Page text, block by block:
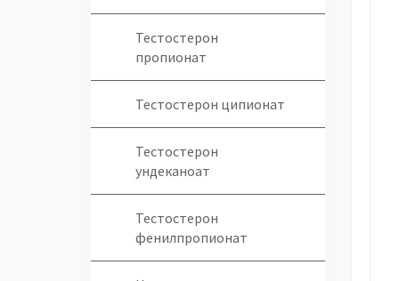
Тестостерон
пропионат
Тестостерон ципионат
Тестостерон
ундеканоат
Тестостерон
фенилпропионат